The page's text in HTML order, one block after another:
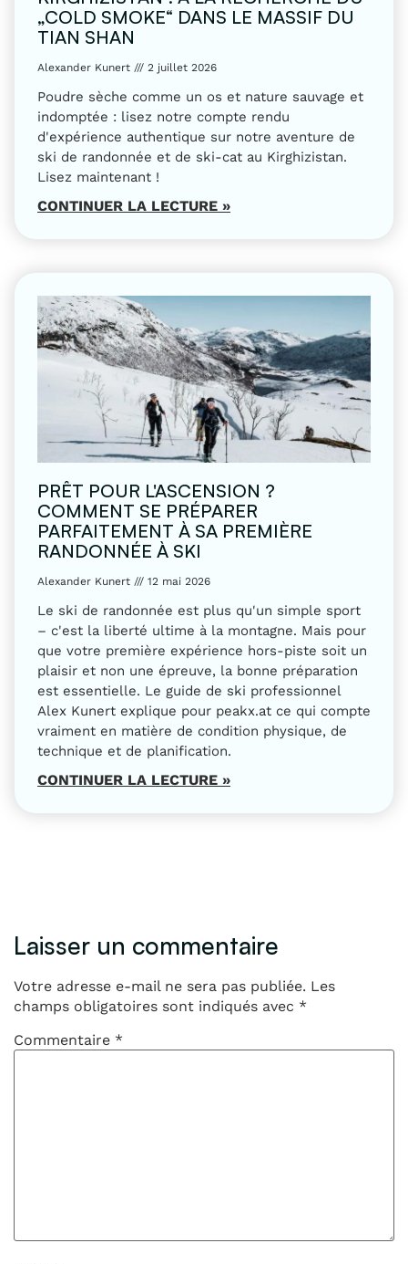
„COLD SMOKE“ DANS LE MASSIF DU
TIAN SHAN
Alexander Kunert 2 juillet 2026
Poudre sèche comme un os et nature sauvage et
indomptée : lisez notre compte rendu
d'expérience authentique sur notre aventure de
ski de randonnée et de ski-cat au Kirghizistan.
Lisez maintenant !
CONTINUER LA LECTURE »
PRÊT POUR L'ASCENSION ?
COMMENT SE PRÉPARER
PARFAITEMENT À SA PREMIÈRE
RANDONNÉE À SKI
Alexander Kunert 12 mai 2026
Le ski de randonnée est plus qu'un simple sport
– c'est la liberté ultime à la montagne. Mais pour
que votre première expérience hors-piste soit un
plaisir et non une épreuve, la bonne préparation
est essentielle. Le guide de ski professionnel
Alex Kunert explique pour peakx.at ce qui compte
vraiment en matière de condition physique, de
technique et de planification.
CONTINUER LA LECTURE »
Laisser un commentaire
Votre adresse e-mail ne sera pas publiée. Les
champs obligatoires sont indiqués avec *
Commentaire *